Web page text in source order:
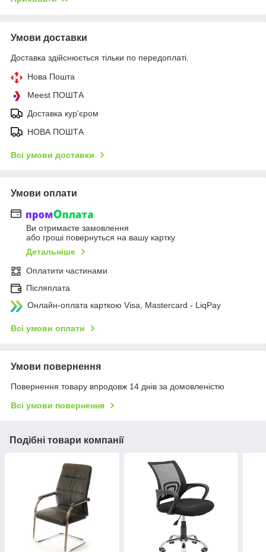
Умови доставки
Доставка здійснюється тільки по передоплаті.
Нова Пошта
Meest ПОШТА
Доставка кур'єром
НОВА ПОШТА
Всі умови доставки
Умови оплати
Ви отримаєте замовлення
або гроші повернуться на вашу картку
Детальніше
Оплатити частинами
Післяплата
Онлайн-оплата карткою Visa, Mastercard - LiqPay
Всі умови оплати
Умови повернення
Повернення товару впродовж 14 днів за домовленістю
Всі умови повернення
Подібні товари компанії